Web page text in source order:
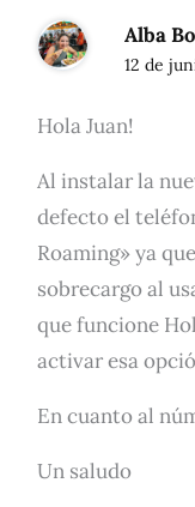
Alba
12 de
Hola Juan!
Al instalar la
defecto el
Roaming» ya
sobrecargo al
que funcione
activar esa
En cuanto al
Un saludo